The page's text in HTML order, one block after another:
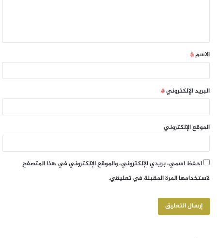
الاسم*
البريد الإلكتروني*
الموقع الإلكتروني
احفظ اسمي، بريدي الإلكتروني، والموقع الإلكتروني في هذا المتصفح
لاستخدامها المرة المقبلة في تعليقي.